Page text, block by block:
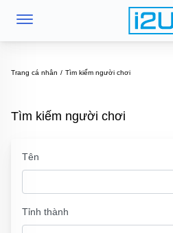
Trang cá nhân Tìm kiếm người chơi
Tìm kiếm người chơi
Tên
Tỉnh thành